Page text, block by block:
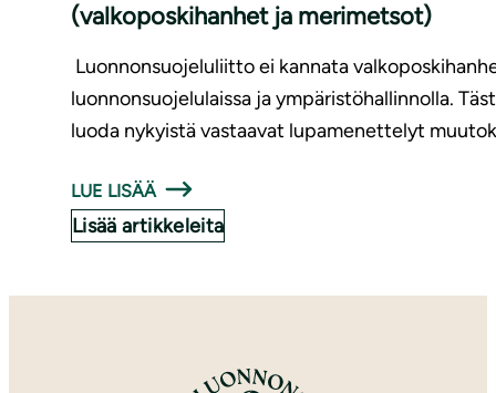
(valkoposkihanhet ja merimetsot)
Luonnonsuojeluliitto ei kannata
luonnonsuojelulaissa ja ympäristöhallinnolla.
luoda nykyistä vastaavat lupamenettelyt
LUE LISÄÄ
Lisää artikkeleita